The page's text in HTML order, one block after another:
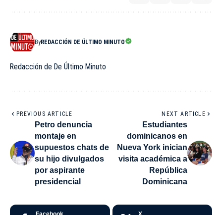
ByREDACCIÓN DE ÚLTIMO MINUTO
Redacción de De Último Minuto
PREVIOUS ARTICLE
Petro denuncia
montaje en
supuestos chats de
su hijo divulgados
por aspirante
presidencial
NEXT ARTICLE
Estudiantes
dominicanos en
Nueva York inician
visita académica a
República
Dominicana